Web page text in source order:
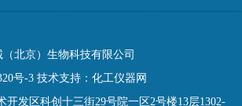
北京）生物科技有限公司
号-3 技术支持： 化工仪器网
开发区科创十三街29号院一区2号楼13层1302-